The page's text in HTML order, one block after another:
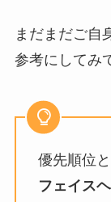
まだまだご自
参考にしてみ
優先順位
フェイス